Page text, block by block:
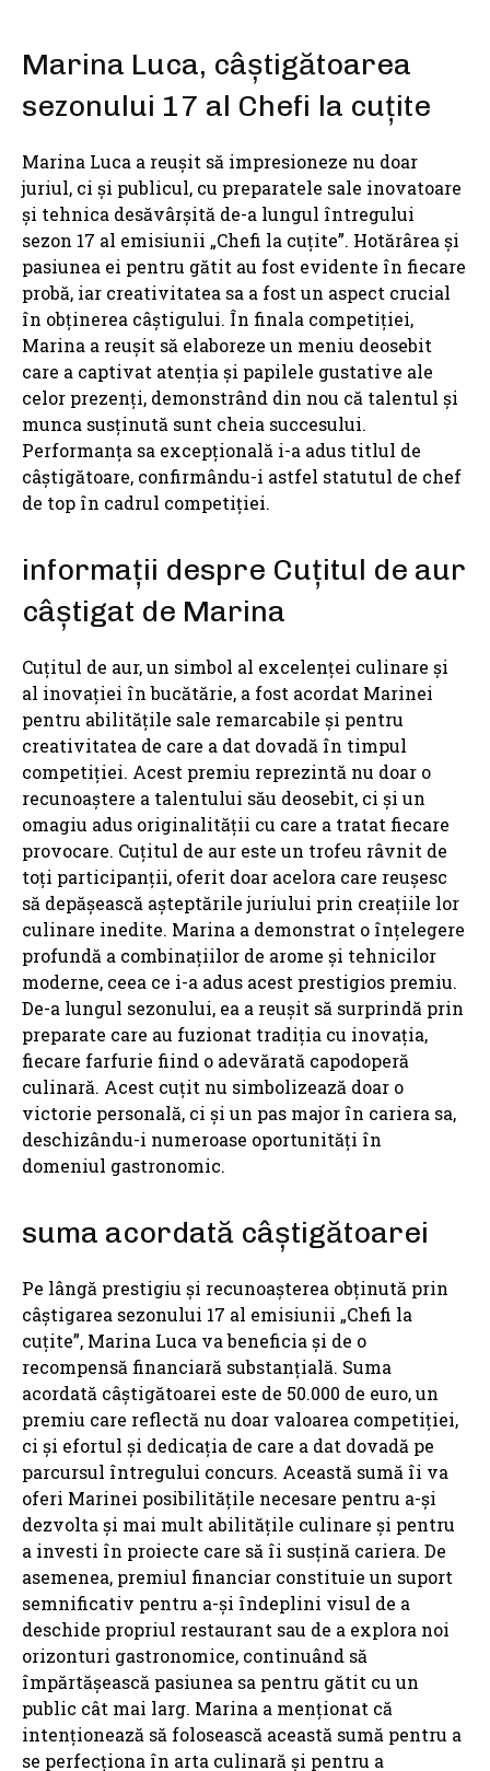
Marina Luca, câștigătoarea
sezonului 17 al Chefi la cuțite
Marina Luca a reușit să impresioneze nu doar
juriul, ci și publicul, cu preparatele sale inovatoare
și tehnica desăvârșită de-a lungul întregului
sezon 17 al emisiunii „Chefi la cuțite”. Hotărârea și
pasiunea ei pentru gătit au fost evidente în fiecare
probă, iar creativitatea sa a fost un aspect crucial
în obținerea câștigului. În finala competiției,
Marina a reușit să elaboreze un meniu deosebit
care a captivat atenția și papilele gustative ale
celor prezenți, demonstrând din nou că talentul și
munca susținută sunt cheia succesului.
Performanța sa excepțională i-a adus titlul de
câștigătoare, confirmându-i astfel statutul de chef
de top în cadrul competiției.
informații despre Cuțitul de aur
câștigat de Marina
Cuțitul de aur, un simbol al excelenței culinare și
al inovației în bucătărie, a fost acordat Marinei
pentru abilitățile sale remarcabile și pentru
creativitatea de care a dat dovadă în timpul
competiției. Acest premiu reprezintă nu doar o
recunoaștere a talentului său deosebit, ci și un
omagiu adus originalității cu care a tratat fiecare
provocare. Cuțitul de aur este un trofeu râvnit de
toți participanții, oferit doar acelora care reușesc
să depășească așteptările juriului prin creațiile lor
culinare inedite. Marina a demonstrat o înțelegere
profundă a combinațiilor de arome și tehnicilor
moderne, ceea ce i-a adus acest prestigios premiu.
De-a lungul sezonului, ea a reușit să surprindă prin
preparate care au fuzionat tradiția cu inovația,
fiecare farfurie fiind o adevărată capodoperă
culinară. Acest cuțit nu simbolizează doar o
victorie personală, ci și un pas major în cariera sa,
deschizându-i numeroase oportunități în
domeniul gastronomic.
suma acordată câștigătoarei
Pe lângă prestigiu și recunoașterea obținută prin
câștigarea sezonului 17 al emisiunii „Chefi la
cuțite”, Marina Luca va beneficia și de o
recompensă financiară substanțială. Suma
acordată câștigătoarei este de 50.000 de euro, un
premiu care reflectă nu doar valoarea competiției,
ci și efortul și dedicația de care a dat dovadă pe
parcursul întregului concurs. Această sumă îi va
oferi Marinei posibilitățile necesare pentru a-și
dezvolta și mai mult abilitățile culinare și pentru
a investi în proiecte care să îi susțină cariera. De
asemenea, premiul financiar constituie un suport
semnificativ pentru a-și îndeplini visul de a
deschide propriul restaurant sau de a explora noi
orizonturi gastronomice, continuând să
împărtășească pasiunea sa pentru gătit cu un
public cât mai larg. Marina a menționat că
intenționează să folosească această sumă pentru a
se perfecționa în arta culinară și pentru a